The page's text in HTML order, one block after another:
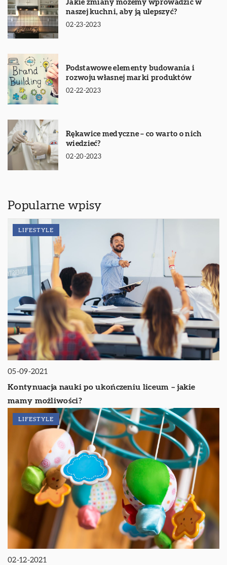
Jakie zmiany możemy wprowadzić w
naszej kuchni, aby ją ulepszyć?
02-23-2023
Podstawowe elementy budowania i
rozwoju własnej marki produktów
02-22-2023
Rękawice medyczne – co warto o nich
wiedzieć?
02-20-2023
Popularne wpisy
LIFESTYLE
05-09-2021
Kontynuacja nauki po ukończeniu liceum – jakie
mamy możliwości?
LIFESTYLE
02-12-2021